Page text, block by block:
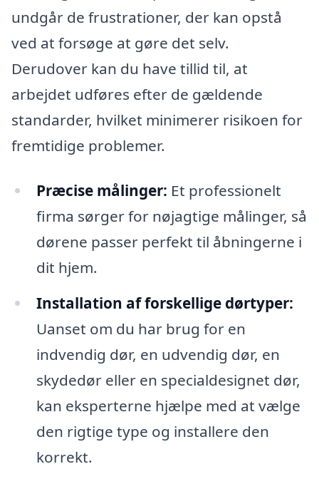
undgår de frustrationer, der kan opstå
ved at forsøge at gøre det selv.
Derudover kan du have tillid til, at
arbejdet udføres efter de gældende
standarder, hvilket minimerer risikoen for
fremtidige problemer.
Præcise målinger: Et professionelt
firma sørger for nøjagtige målinger, så
dørene passer perfekt til åbningerne i
dit hjem.
Installation af forskellige dørtyper:
Uanset om du har brug for en
indvendig dør, en udvendig dør, en
skydedør eller en specialdesignet dør,
kan eksperterne hjælpe med at vælge
den rigtige type og installere den
korrekt.